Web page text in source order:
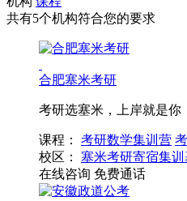
共有5个机构符合您的要求
合肥塞米考研
考研选塞米，上岸就是你
课程： 考研数学集训营
校区：
塞米考研寄宿集
在线咨询 免费通话